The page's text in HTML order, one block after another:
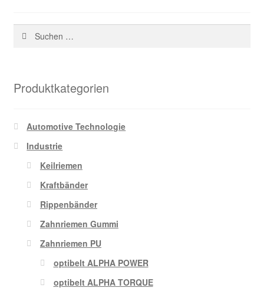
Suchen
Produktkategorien
Automotive Technologie
Industrie
Keilriemen
Kraftbänder
Rippenbänder
Zahnriemen Gummi
Zahnriemen PU
optibelt ALPHA POWER
optibelt ALPHA TORQUE